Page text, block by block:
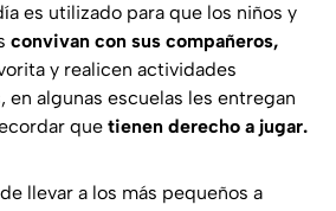
es utilizado para que los niños y
convivan con sus compañeros,
y realicen actividades
en algunas escuelas les entregan
que tienen derecho a jugar.
llevar a los más pequeños a